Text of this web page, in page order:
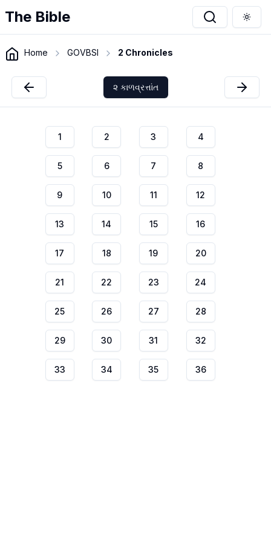
The Bible
Home GOVBSI 2 Chronicles
૨ કાળવ્રત્તાંત
1 2 3 4
5 6 7 8
9 10 11 12
13 14 15 16
17 18 19 20
21 22 23 24
25 26 27 28
29 30 31 32
33 34 35 36